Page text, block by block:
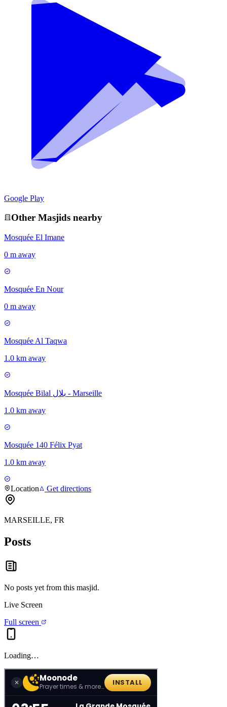
Google Play
Other Masjids nearby
Mosquée El Imane
0 m away
Mosquée En Nour
0 m away
Mosquée Al Taqwa
1.0 km away
Mosquée Bilal بلال - Marseille
1.0 km away
Mosquée 140 Félix Pyat
1.0 km away
Location Get directions
MARSEILLE, FR
Posts
No posts yet from this masjid.
Live Screen
Full screen
Loading…